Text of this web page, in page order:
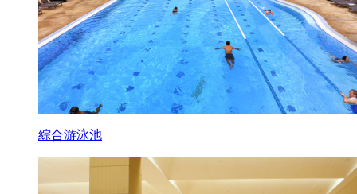
綜合游泳池